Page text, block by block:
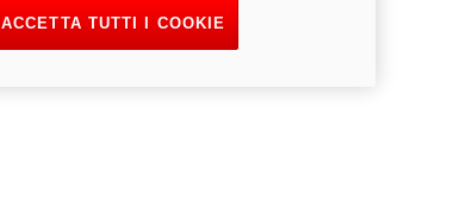
ACCETTA TUTTI I COOKIE